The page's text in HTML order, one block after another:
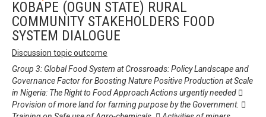
KOBAPE (OGUN STATE) RURAL
COMMUNITY STAKEHOLDERS FOOD
SYSTEM DIALOGUE
Discussion topic outcome
Group 3: Global Food System at Crossroads: Policy Landscape and
Governance Factor for Boosting Nature Positive Production at Scale
in Nigeria: The Right to Food Approach Actions urgently needed 
Provision of more land for farming purpose by the Government. 